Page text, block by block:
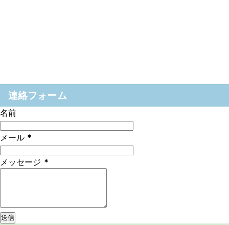
連絡フォーム
名前
メール *
メッセージ *